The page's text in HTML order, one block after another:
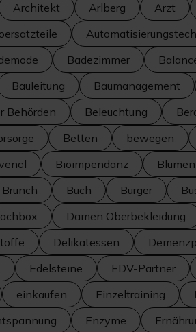
Architekt Arlberg Arzt
Badezimmer
Bauleitung Baumanagement
Behörden Beleuchtung
Betten bewegen
Bioimpendanz Blumen
Brunch Buch Burger
Damen Oberbekleidung
Delikatessen
Edelsteine EDV-Partner
einkaufen Einzeltraining
Enzyme